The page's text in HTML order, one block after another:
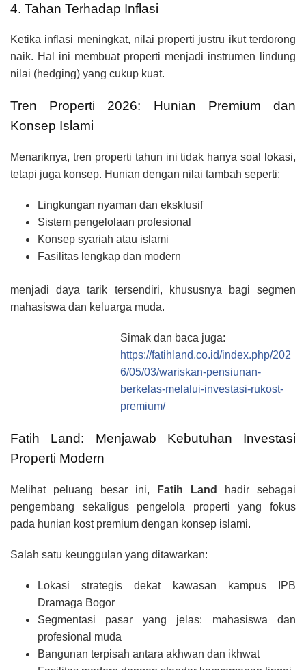
4. Tahan Terhadap Inflasi
Ketika inflasi meningkat, nilai properti justru ikut terdorong
naik. Hal ini membuat properti menjadi instrumen lindung
nilai (hedging) yang cukup kuat.
Tren Properti 2026: Hunian Premium dan
Konsep Islami
Menariknya, tren properti tahun ini tidak hanya soal lokasi,
tetapi juga konsep. Hunian dengan nilai tambah seperti:
Lingkungan nyaman dan eksklusif
Sistem pengelolaan profesional
Konsep syariah atau islami
Fasilitas lengkap dan modern
menjadi daya tarik tersendiri, khususnya bagi segmen
mahasiswa dan keluarga muda.
Simak dan baca juga:
https://fatihland.co.id/index.php/202
6/05/03/wariskan-pensiunan-
berkelas-melalui-investasi-rukost-
premium/
Fatih Land: Menjawab Kebutuhan Investasi
Properti Modern
Melihat peluang besar ini, Fatih Land
hadir sebagai
pengembang sekaligus pengelola properti yang fokus
pada hunian kost premium dengan konsep islami.
Salah satu keunggulan yang ditawarkan:
Lokasi strategis dekat kawasan kampus IPB
Dramaga Bogor
Segmentasi pasar yang jelas: mahasiswa dan
profesional muda
Bangunan terpisah antara akhwan dan ikhwat